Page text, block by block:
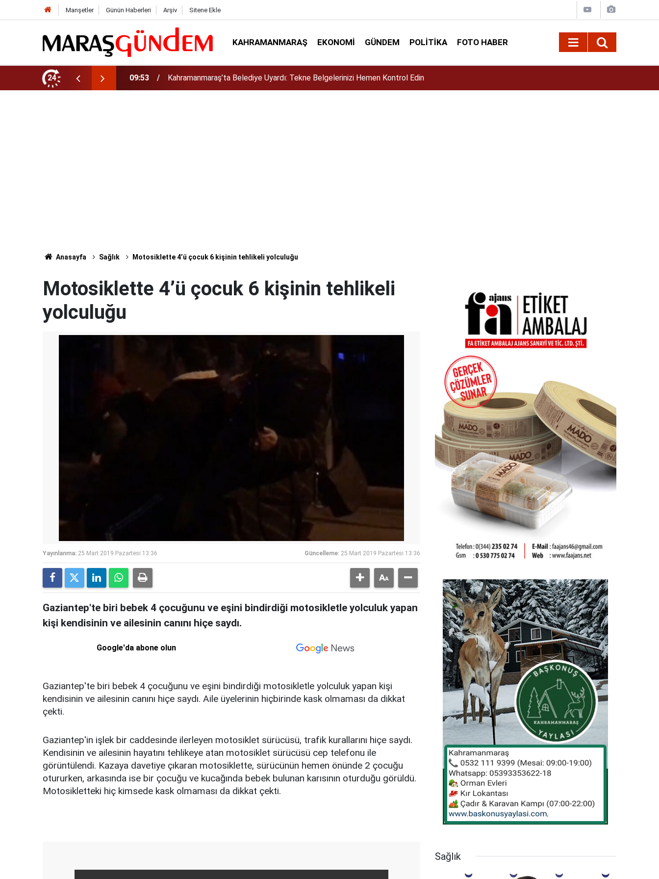
Manşetler Günün Haberleri Arşiv Sitene Ekle
KAHRAMANMARAŞ EKONOMI GÜNDEM POLITIKA FOTO HABER
24
Hemen Kontrol Edin 09:44 Uluslararası Bisiklet Yarışması’nda En Zorlu Etap Tamamlandı!
Anasayfa Sağlık Motosiklette 4’ü çocuk 6 kişinin tehlikeli yolculuğu
Motosiklette 4’ü çocuk 6 kişinin tehlikeli
yolculuğu
Yayınlanma: 25 Mart 2019 Pazartesi 13:36 Güncelleme: 25 Mart 2019 Pazartesi 13:36
Gaziantep'te biri bebek 4 çocuğunu ve eşini bindirdiği motosikletle yolculuk yapan
kişi kendisinin ve ailesinin canını hiçe saydı.
Google'da abone olun
Gaziantep'te biri bebek 4 çocuğunu ve eşini bindirdiği motosikletle yolculuk yapan kişi
kendisinin ve ailesinin canını hiçe saydı. Aile üyelerinin hiçbirinde kask olmaması da dikkat
çekti.
Gaziantep'in işlek bir caddesinde ilerleyen motosiklet sürücüsü, trafik kurallarını hiçe saydı.
Kendisinin ve ailesinin hayatını tehlikeye atan motosiklet sürücüsü cep telefonu ile
görüntülendi. Kazaya davetiye çıkaran motosiklette, sürücünün hemen önünde 2 çocuğu
otururken, arkasında ise bir çocuğu ve kucağında bebek bulunan karısının oturduğu görüldü.
Motosikletteki hiç kimsede kask olmaması da dikkat çekti.
Sağlık